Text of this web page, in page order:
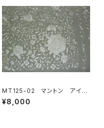
MT125-02 マントン アイボ
リー単色
¥8,000